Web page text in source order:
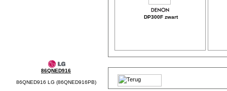
86QNED916
86QNED916 LG (86QNED916PB)
DP300F zwart